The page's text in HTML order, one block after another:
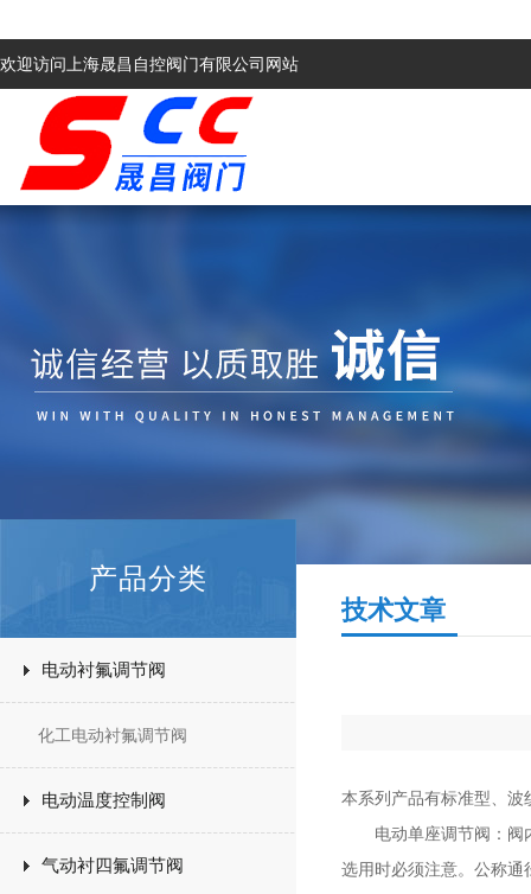
欢迎访问上海晟昌自控阀门有限公司网站
产品分类
电动衬氟调节阀
化工电动衬氟调节阀
电动温度控制阀
气动衬四氟调节阀
技术文章
本系列产品有标准型、
电动单座调节阀：阀内
选用时必须注意。公称